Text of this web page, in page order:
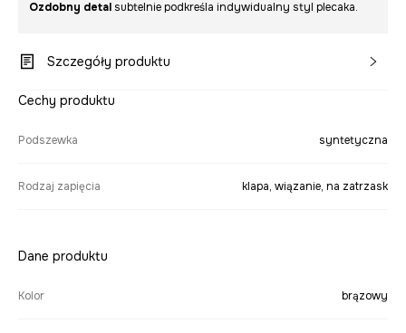
Ozdobny detal subtelnie podkreśla indywidualny styl plecaka.
Szczegóły produktu
Cechy produktu
Podszewka syntetyczna
Rodzaj zapięcia klapa, wiązanie, na zatrzask
Dane produktu
Kolor brązowy